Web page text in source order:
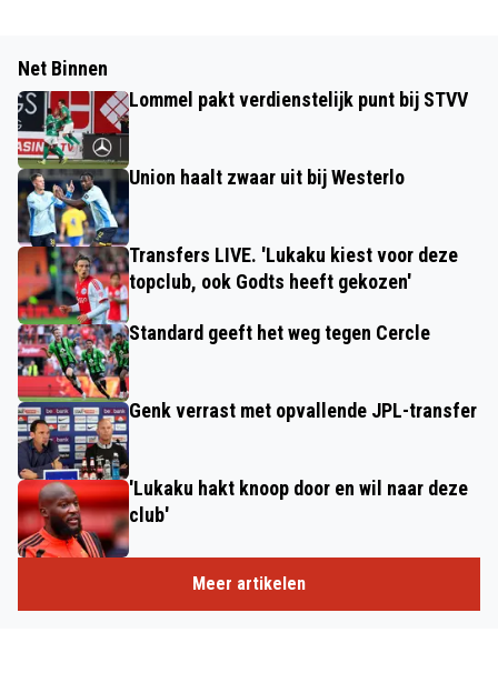
Net Binnen
Lommel pakt verdienstelijk punt bij STVV
Union haalt zwaar uit bij Westerlo
Transfers LIVE. 'Lukaku kiest voor deze
topclub, ook Godts heeft gekozen'
Standard geeft het weg tegen Cercle
Genk verrast met opvallende JPL-transfer
'Lukaku hakt knoop door en wil naar deze
club'
Meer artikelen